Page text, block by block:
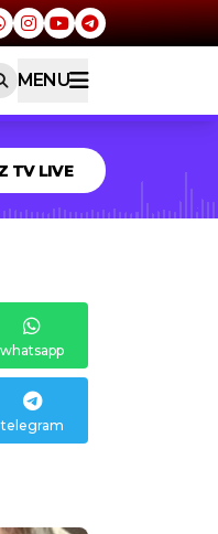
MENU
TV LIVE
whatsapp
telegram